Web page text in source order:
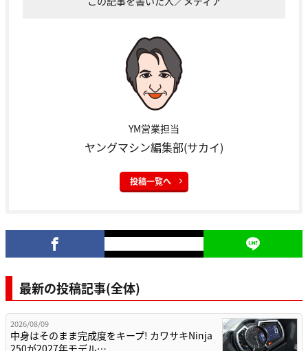
YM営業担当
ヤングマシン編集部(サカイ)
投稿一覧へ
最新の投稿記事(全体)
2026/08/09
中身はそのまま完成度をキープ! カワサキNinja
250が2027年モデル…